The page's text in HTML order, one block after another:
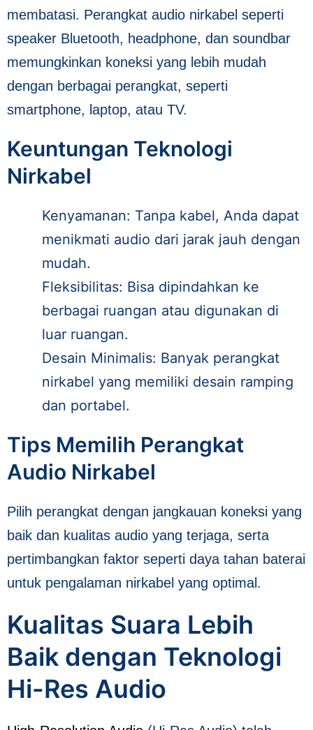
membatasi. Perangkat audio nirkabel seperti
speaker Bluetooth, headphone, dan soundbar
memungkinkan koneksi yang lebih mudah
dengan berbagai perangkat, seperti
smartphone, laptop, atau TV.
Keuntungan Teknologi
Nirkabel
Kenyamanan: Tanpa kabel, Anda dapat
menikmati audio dari jarak jauh dengan
mudah.
Fleksibilitas: Bisa dipindahkan ke
berbagai ruangan atau digunakan di
luar ruangan.
Desain Minimalis: Banyak perangkat
nirkabel yang memiliki desain ramping
dan portabel.
Tips Memilih Perangkat
Audio Nirkabel
Pilih perangkat dengan jangkauan koneksi yang
baik dan kualitas audio yang terjaga, serta
pertimbangkan faktor seperti daya tahan baterai
untuk pengalaman nirkabel yang optimal.
Kualitas Suara Lebih
Baik dengan Teknologi
Hi-Res Audio